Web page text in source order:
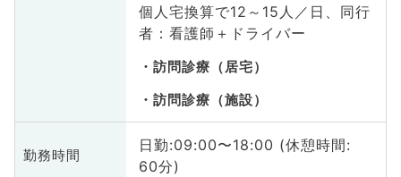
個人宅換算で12～15人／日、同行
者：看護師＋ドライバー
訪問診療（居宅）
訪問診療（施設）
勤務時間
日勤:09:00〜18:00 (休憩時間:
60分)